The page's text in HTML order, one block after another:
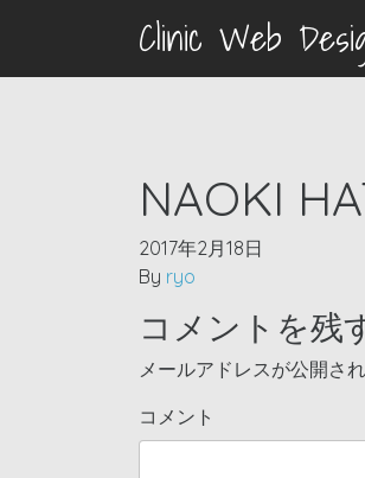
Clinic Web
NAOKI
2017年2月18日
By ryo
コメントを残
メールアドレスが公開さ
コメント